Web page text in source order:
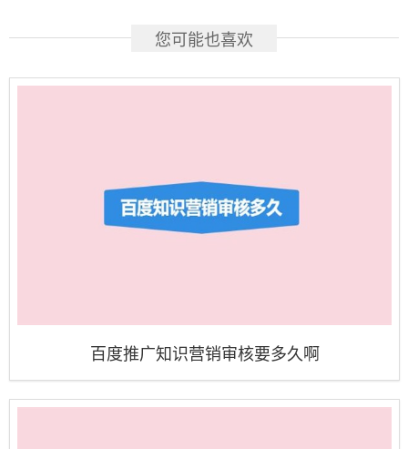
您可能也喜欢
百度推广知识营销审核要多久啊